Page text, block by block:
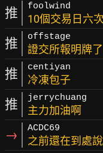
推 foolwind
10個交易日六
推 offstage
證交所報明牌
推 centiyan
冷凍包子
推 jerrychuang
主力加油啊
→ ACDC69
之前還在到處